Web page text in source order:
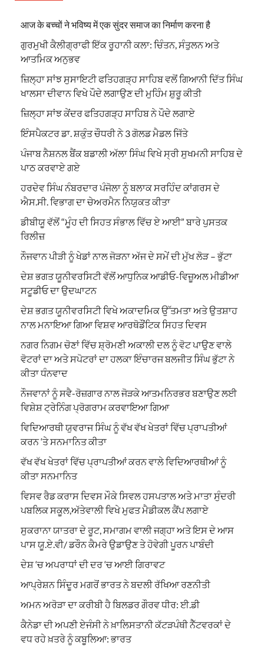
आज के बच्चों ने भविष्य में एक सुंदर समाज का निर्माण करना है
ਗੁਰਮੁਖੀ ਕੈਲੀਗ੍ਰਾਫੀ ਇੱਕ ਰੂਹਾਨੀ ਕਲਾ: ਚਿੰਤਨ, ਸੰਤੁਲਨ ਅਤੇ
ਆਤਮਿਕ ਅਨੁਭਵ
ਜ਼ਿਲ੍ਹਾ ਸਾਂਝ ਸੁਸਾਇਟੀ ਫਤਿਹਗੜ੍ਹ ਸਾਹਿਬ ਵਲੋਂ ਗਿਆਨੀ ਦਿੱਤ ਸਿੰਘ
ਖਾਲਸਾ ਦੀਵਾਨ ਵਿਖੇ ਪੌਦੇ ਲਗਾਉਣ ਦੀ ਮੁਹਿੰਮ ਸ਼ੁਰੂ ਕੀਤੀ
ਜ਼ਿਲ੍ਹਾ ਸਾਂਝ ਕੇਂਦਰ ਫਤਿਹਗੜ੍ਹ ਸਾਹਿਬ ਨੇ ਪੌਦੇ ਲਗਾਏ
ਇੰਸਪੈਕਟਰ ਡਾ. ਸ਼ਕੁੰਤ ਚੌਧਰੀ ਨੇ 3 ਗੋਲਡ ਮੈਡਲ ਜਿੱਤੇ
ਪੰਜਾਬ ਨੈਸ਼ਨਲ ਬੈਂਕ ਬਡਾਲੀ ਅੱਲਾ ਸਿੰਘ ਵਿਖੇ ਸ੍ਰੀ ਸੁਖਮਨੀ ਸਾਹਿਬ ਦੇ
ਪਾਠ ਕਰਵਾਏ ਗਏ
ਹਰਦੇਵ ਸਿੰਘ ਨੰਬਰਦਾਰ ਪੰਜੋਲਾ ਨੂੰ ਬਲਾਕ ਸਰਹਿੰਦ ਕਾਂਗਰਸ ਦੇ
ਐਸ.ਸੀ. ਵਿਭਾਗ ਦਾ ਚੇਅਰਮੈਨ ਨਿਯੁਕਤ ਕੀਤਾ
ਡੀਬੀਯੂ ਵੱਲੋਂ “ਮੂੰਹ ਦੀ ਸਿਹਤ ਸੰਭਾਲ ਵਿੱਚ ਏ ਆਈ” ਬਾਰੇ ਪੁਸਤਕ
ਰਿਲੀਜ਼
ਨੌਜਵਾਨ ਪੀੜੀ ਨੂੰ ਖੇਡਾਂ ਨਾਲ ਜੋੜਨਾ ਅੱਜ ਦੇ ਸਮੇਂ ਦੀ ਮੁੱਖ ਲੋੜ – ਭੁੱਟਾ
ਦੇਸ਼ ਭਗਤ ਯੂਨੀਵਰਸਿਟੀ ਵੱਲੋਂ ਆਧੁਨਿਕ ਆਡੀਓ-ਵਿਜ਼ੂਅਲ ਮੀਡੀਆ
ਸਟੂਡੀਓ ਦਾ ਉਦਘਾਟਨ
ਦੇਸ਼ ਭਗਤ ਯੂਨੀਵਰਸਿਟੀ ਵਿਖੇ ਅਕਾਦਮਿਕ ਉੱਤਮਤਾ ਅਤੇ ਉਤਸ਼ਾਹ
ਨਾਲ ਮਨਾਇਆ ਗਿਆ ਵਿਸ਼ਵ ਆਰਥੋਡੌਂਟਿਕ ਸਿਹਤ ਦਿਵਸ
ਨਗਰ ਨਿਗਮ ਚੋਣਾਂ ਵਿੱਚ ਸ਼੍ਰੋਮਣੀ ਅਕਾਲੀ ਦਲ ਨੂੰ ਵੋਟ ਪਾਉਣ ਵਾਲੇ
ਵੋਟਰਾਂ ਦਾ ਅਤੇ ਸਪੋਟਰਾਂ ਦਾ ਹਲਕਾ ਇੰਚਾਰਜ ਬਲਜੀਤ ਸਿੰਘ ਭੁੱਟਾ ਨੇ
ਕੀਤਾ ਧੰਨਵਾਦ
ਨੌਜਵਾਨਾਂ ਨੂੰ ਸਵੈ-ਰੋਜ਼ਗਾਰ ਨਾਲ ਜੋੜਕੇ ਆਤਮਨਿਰਭਰ ਬਣਾਉਣ ਲਈ
ਵਿਸ਼ੇਸ਼ ਟ੍ਰੇਨਿੰਗ ਪ੍ਰੋਗਰਾਮ ਕਰਵਾਇਆ ਗਿਆ
ਵਿਦਿਆਰਥੀ ਯੁਵਰਾਜ ਸਿੰਘ ਨੂੰ ਵੱਖ ਵੱਖ ਖੇਤਰਾਂ ਵਿੱਚ ਪ੍ਰਾਪਤੀਆਂ
ਕਰਨ ‘ਤੇ ਸਨਮਾਨਿਤ ਕੀਤਾ
ਵੱਖ ਵੱਖ ਖੇਤਰਾਂ ਵਿੱਚ ਪ੍ਰਾਪਤੀਆਂ ਕਰਨ ਵਾਲੇ ਵਿਦਿਆਰਥੀਆਂ ਨੂੰ
ਕੀਤਾ ਸਨਮਾਨਿਤ
ਵਿਸਵ ਰੈਡ ਕਰਾਸ ਦਿਵਸ ਮੌਕੇ ਸਿਵਲ ਹਸਪਤਾਲ ਅਤੇ ਮਾਤਾ ਸੁੰਦਰੀ
ਪਬਲਿਕ ਸਕੂਲ,ਅੱਤੇਵਾਲੀ ਵਿਖੇ ਮੁਫਤ ਮੈਡੀਕਲ ਕੈਂਪ ਲਗਾਏ
ਸੁਕਰਾਨਾ ਯਾਤਰਾ ਦੇ ਰੂਟ, ਸਮਾਗਮ ਵਾਲੀ ਜਗ੍ਹਾ ਅਤੇ ਇਸ ਦੇ ਆਸ
ਪਾਸ ਯੂ.ਏ.ਵੀ/ ਡਰੌਨ ਕੈਮਰੇ ਉਡਾਉਣ ਤੇ ਹੋਵੇਗੀ ਪੂਰਨ ਪਾਬੰਦੀ
ਦੇਸ਼ ‘ਚ ਅਪਰਾਧਾਂ ਦੀ ਦਰ ‘ਚ ਆਈ ਗਿਰਾਵਟ
ਆਪ੍ਰੇਸ਼ਨ ਸਿੰਦੂਰ ਮਗਰੋਂ ਭਾਰਤ ਨੇ ਬਦਲੀ ਰੱਖਿਆ ਰਣਨੀਤੀ
ਅਮਨ ਅਰੋੜਾ ਦਾ ਕਰੀਬੀ ਹੈ ਬਿਲਡਰ ਗੌਰਵ ਧੀਰ: ਈ.ਡੀ
ਕੈਨੇਡਾ ਦੀ ਅਪਣੀ ਏਜੰਸੀ ਨੇ ਖ਼ਾਲਿਸਤਾਨੀ ਕੱਟੜਪੰਥੀ ਨੈੱਟਵਰਕਾਂ ਦੇ
ਵਧ ਰਹੇ ਖ਼ਤਰੇ ਨੂੰ ਕਬੂਲਿਆ: ਭਾਰਤ